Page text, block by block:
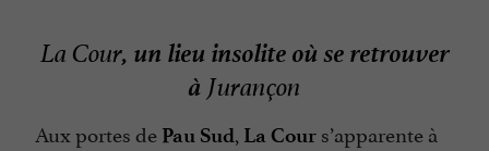
La Cour, un lieu insolite où se retrouver
à Jurançon
Aux portes de Pau Sud, La Cour s’apparente à